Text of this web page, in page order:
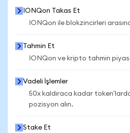
IONQon Takas Et
IONQon ile blokzincirleri
Tahmin Et
IONQon ve kripto tahmin
Vadeli İşlemler
50x kaldıraca kadar
pozisyon alın.
Stake Et